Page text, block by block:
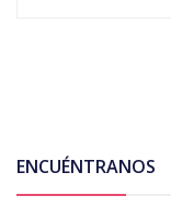
ENCUÉNTRANOS